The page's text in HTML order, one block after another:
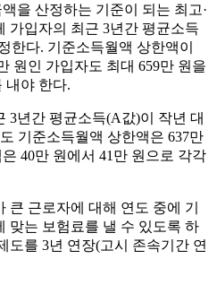
을 산정하는 기준이 되는 최고·
가입자의 최근 3년간 평균소득
한다. 기준소득월액 상한액이
원인 가입자도 최대 659만 원을
내야 한다.
3년간 평균소득(A값)이 작년 대
기준소득월액 상한액은 637만
40만 원에서 41만 원으로 각각
큰 근로자에 대해 연도 중에 기
맞는 보험료를 낼 수 있도록 하
도를 3년 연장(고시 존속기간 연